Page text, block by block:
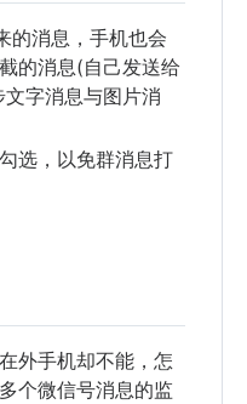
的消息，手机也会
的消息(自己发送给
字消息与图片消
选，以免群消息打
外手机却不能，怎
个微信号消息的监